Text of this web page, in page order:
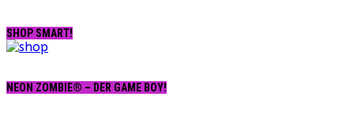
SHOP SMART!
NEON ZOMBIE® – DER GAME BOY!